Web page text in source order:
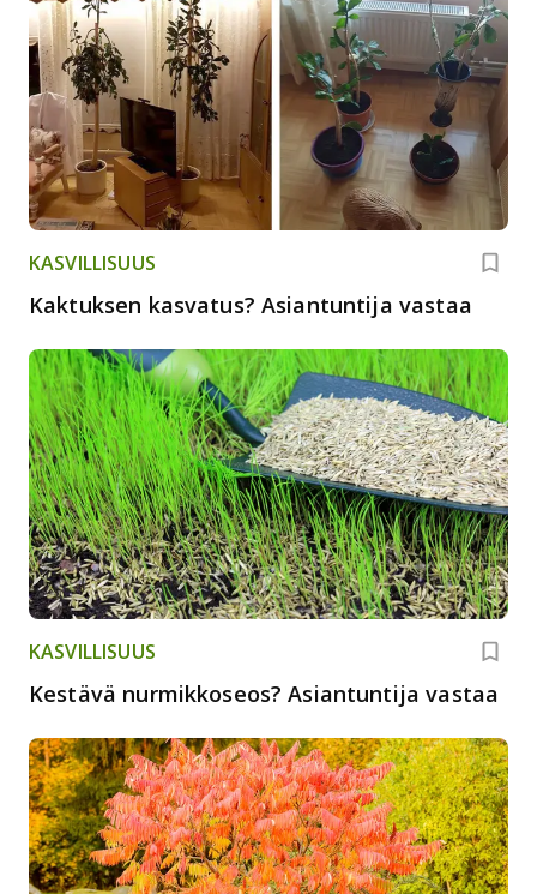
KASVILLISUUS
Kaktuksen kasvatus? Asiantuntija vastaa
KASVILLISUUS
Kestävä nurmikkoseos? Asiantuntija vastaa